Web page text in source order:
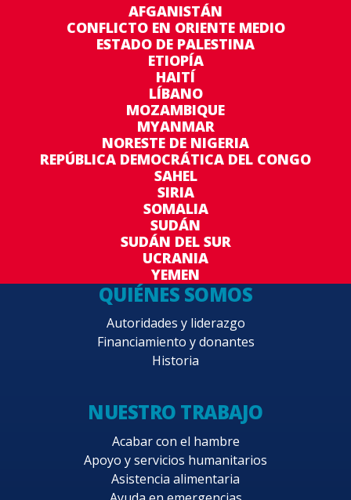
AFGANISTÁN
CONFLICTO EN ORIENTE MEDIO
ESTADO DE PALESTINA
ETIOPÍA
HAITÍ
LÍBANO
MOZAMBIQUE
MYANMAR
NORESTE DE NIGERIA
REPÚBLICA DEMOCRÁTICA DEL CONGO
SAHEL
SIRIA
SOMALIA
SUDÁN
SUDÁN DEL SUR
UCRANIA
YEMEN
QUIÉNES SOMOS
Autoridades y liderazgo
Financiamiento y donantes
Historia
NUESTRO TRABAJO
Acabar con el hambre
Apoyo y servicios humanitarios
Asistencia alimentaria